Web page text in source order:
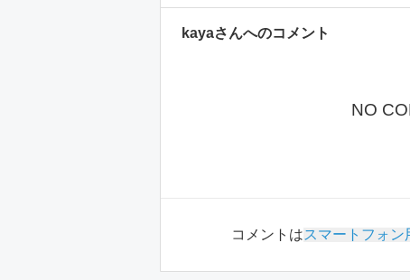
kayaさんへのコメント
NO
コメントはスマートフォン